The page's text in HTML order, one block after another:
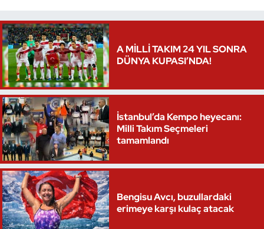
A MİLLİ TAKIM 24 YIL SONRA
DÜNYA KUPASI’NDA!
İstanbul’da Kempo heyecanı:
Milli Takım Seçmeleri
tamamlandı
Bengisu Avcı, buzullardaki
erimeye karşı kulaç atacak